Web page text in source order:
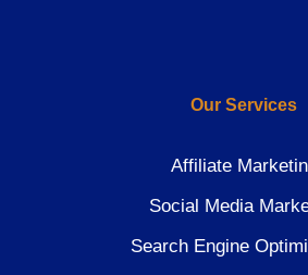
Our Services
Affiliate
Social Media
Search Engine